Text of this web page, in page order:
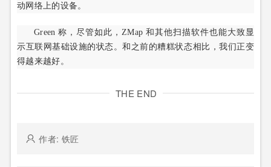
动网络上的设备。
Green 称，尽管如此，ZMap 和其他扫描软件也能大致显
示互联网基础设施的状态。和之前的糟糕状态相比，我们正变
得越来越好。
THE END
作者: 铁匠